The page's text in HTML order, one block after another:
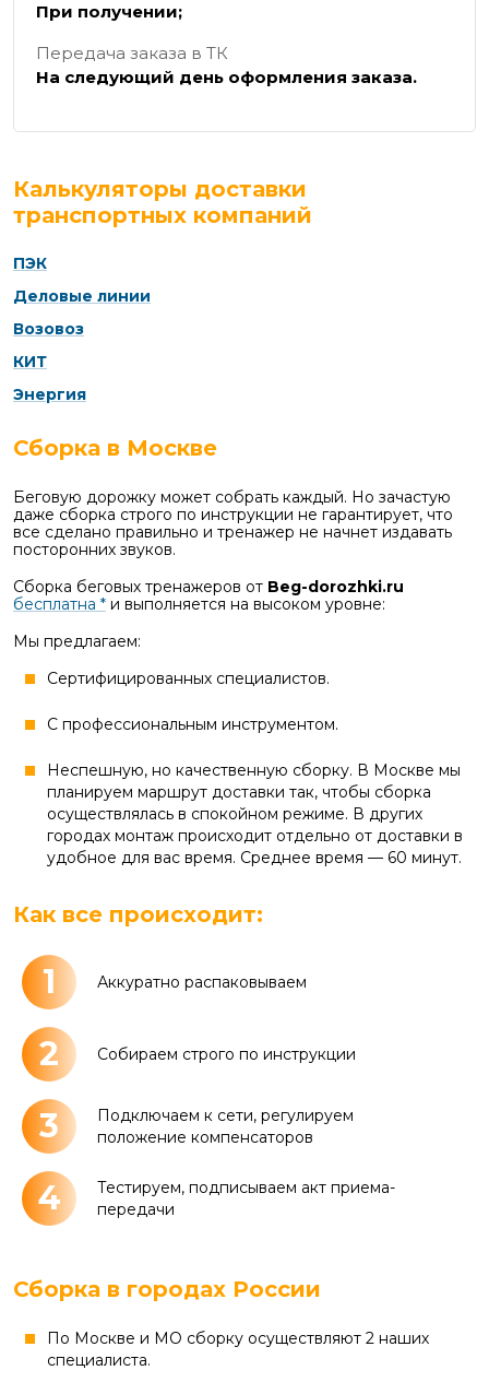
При получении;
Передача заказа в ТК
На следующий день оформления заказа.
Калькуляторы доставки
транспортных компаний
ПЭК
Деловые линии
Возовоз
КИТ
Энергия
Сборка в Москве
Беговую дорожку может собрать каждый. Но зачастую
даже сборка строго по инструкции не гарантирует, что
все сделано правильно и тренажер не начнет издавать
посторонних звуков.
Сборка беговых тренажеров от Beg-dorozhki.ru
бесплатна * и выполняется на высоком уровне:
Мы предлагаем:
Сертифицированных специалистов.
С профессиональным инструментом.
Неспешную, но качественную сборку. В Москве мы
планируем маршрут доставки так, чтобы сборка
осуществлялась в спокойном режиме. В других
городах монтаж происходит отдельно от доставки в
удобное для вас время. Среднее время — 60 минут.
Как все происходит:
1 Аккуратно распаковываем
2 Собираем строго по инструкции
3
Подключаем к сети, регулируем
положение компенсаторов
4
Тестируем, подписываем акт приема-
передачи
Сборка в городах России
По Москве и МО сборку осуществляют 2 наших
специалиста.